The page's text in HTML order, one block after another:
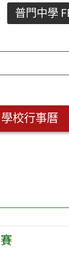
普門中學
學校行事曆